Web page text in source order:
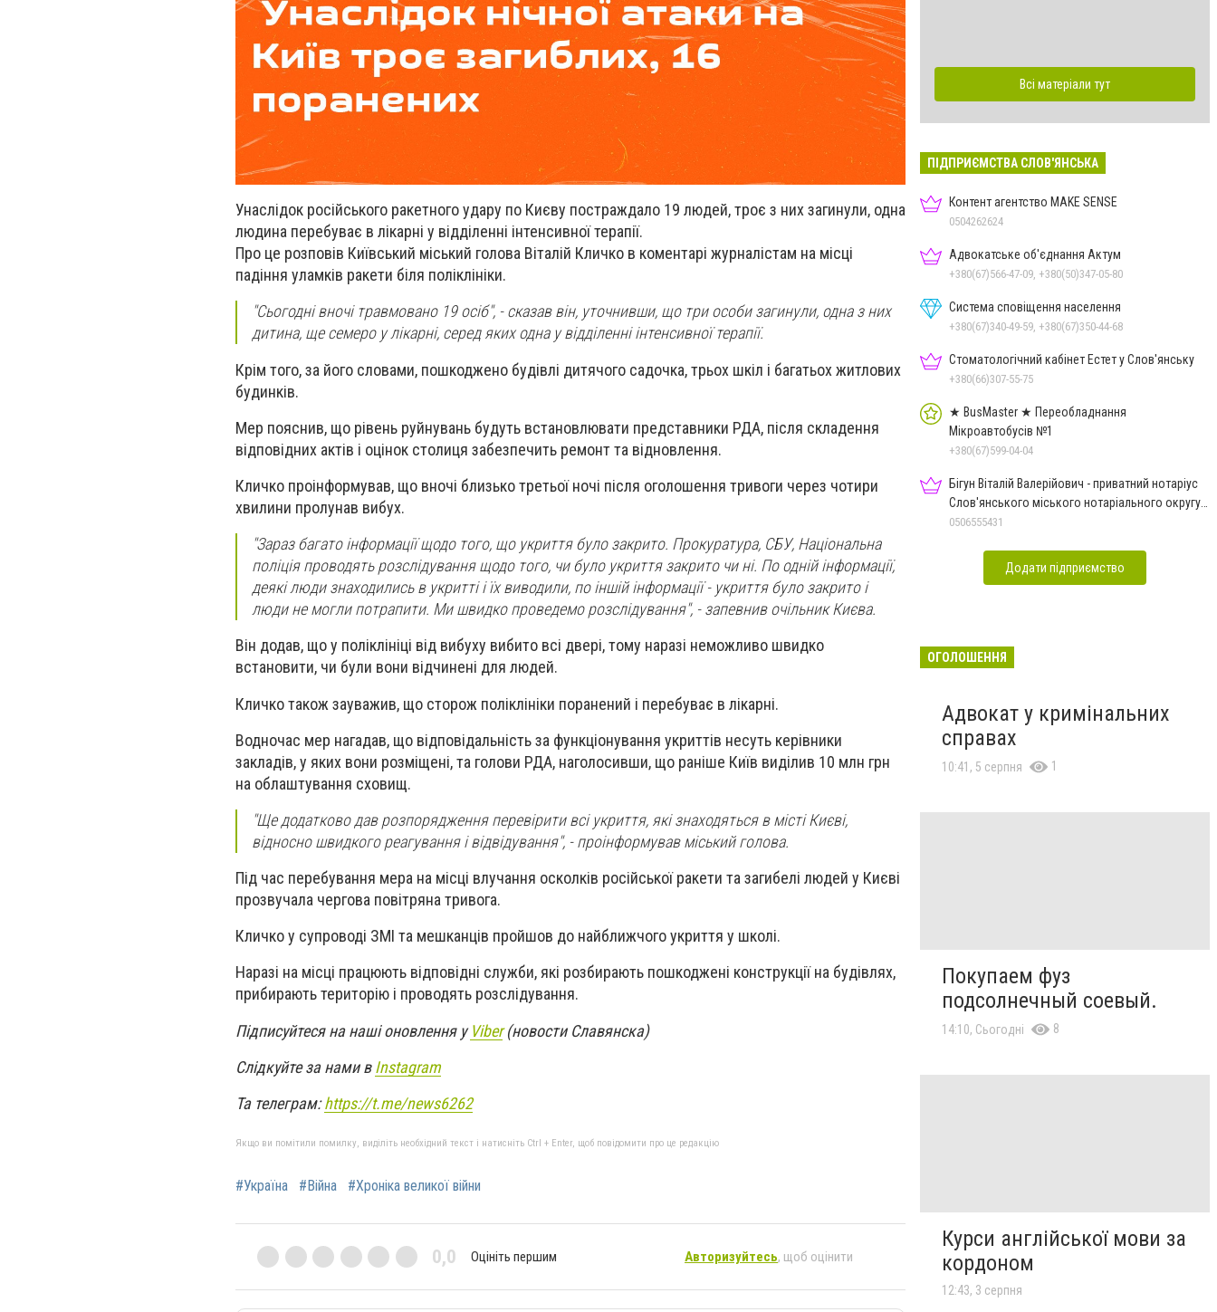
Унаслідок російського ракетного удару по Києву постраждало 19 людей, троє з них загинули, одна
людина перебуває в лікарні у відділенні інтенсивної терапії.
Про це розповів Київський міський голова Віталій Кличко в коментарі журналістам на місці
падіння уламків ракети біля поліклініки.
"Сьогодні вночі травмовано 19 осіб", - сказав він, уточнивши, що три особи загинули, одна з них
дитина, ще семеро у лікарні, серед яких одна у відділенні інтенсивної терапії.
Крім того, за його словами, пошкоджено будівлі дитячого садочка, трьох шкіл і багатьох житлових
будинків.
Мер пояснив, що рівень руйнувань будуть встановлювати представники РДА, після складення
відповідних актів і оцінок столиця забезпечить ремонт та відновлення.
Кличко проінформував, що вночі близько третьої ночі після оголошення тривоги через чотири
хвилини пролунав вибух.
"Зараз багато інформації щодо того, що укриття було закрито. Прокуратура, СБУ, Національна
поліція проводять розслідування щодо того, чи було укриття закрито чи ні. По одній інформації,
деякі люди знаходились в укритті і їх виводили, по іншій інформації - укриття було закрито і
люди не могли потрапити. Ми швидко проведемо розслідування", - запевнив очільник Києва.
Він додав, що у поліклініці від вибуху вибито всі двері, тому наразі неможливо швидко
встановити, чи були вони відчинені для людей.
Кличко також зауважив, що сторож поліклініки поранений і перебуває в лікарні.
Водночас мер нагадав, що відповідальність за функціонування укриттів несуть керівники
закладів, у яких вони розміщені, та голови РДА, наголосивши, що раніше Київ виділив 10 млн грн
на облаштування сховищ.
"Ще додатково дав розпорядження перевірити всі укриття, які знаходяться в місті Києві,
відносно швидкого реагування і відвідування", - проінформував міський голова.
Під час перебування мера на місці влучання осколків російської ракети та загибелі людей у Києві
прозвучала чергова повітряна тривога.
Кличко у супроводі ЗМІ та мешканців пройшов до найближчого укриття у школі.
Наразі на місці працюють відповідні служби, які розбирають пошкоджені конструкції на будівлях,
прибирають територію і проводять розслідування.
Підписуйтеся на наші оновлення уViber(новости Славянска)
Слідкуйте за нами вInstagram
Та телеграм:https://t.me/news6262
Якщо ви помітили помилку, виділіть необхідний текст і натисніть Ctrl + Enter, щоб повідомити про це редакцію
#Україна #Війна #Хроніка великої війни
0,0 Оцініть першим Авторизуйтесь, щоб оцінити
Всі матеріали тут
ПІДПРИЄМСТВА СЛОВ'ЯНСЬКА
Контент агентство MAKE SENSE
0504262624
Адвокатське об'єднання Актум
+380(67)566-47-09, +380(50)347-05-80
Система сповіщення населення
+380(67)340-49-59, +380(67)350-44-68
Стоматологічний кабінет Естет у Слов'янську
+380(66)307-55-75
★ BusMaster ★ Переобладнання
Мікроавтобусів №1
+380(67)599-04-04
Бігун Віталій Валерійович - приватний нотаріус
Слов'янського міського нотаріального округу
Дон.обл.
0506555431
Додати підприємство
ОГОЛОШЕННЯ
Адвокат у кримінальних
справах
10:41, 5 серпня 1
Покупаем фуз
подсолнечный соевый.
14:10, Сьогодні 8
Курси англійської мови за
кордоном
12:43, 3 серпня